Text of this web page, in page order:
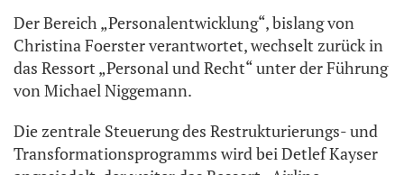
Der Bereich „Personalentwicklung“, bislang von
Christina Foerster verantwortet, wechselt zurück in
das Ressort „Personal und Recht“ unter der Führung
von Michael Niggemann.
Die zentrale Steuerung des Restrukturierungs- und
Transformationsprogramms wird bei Detlef Kayser